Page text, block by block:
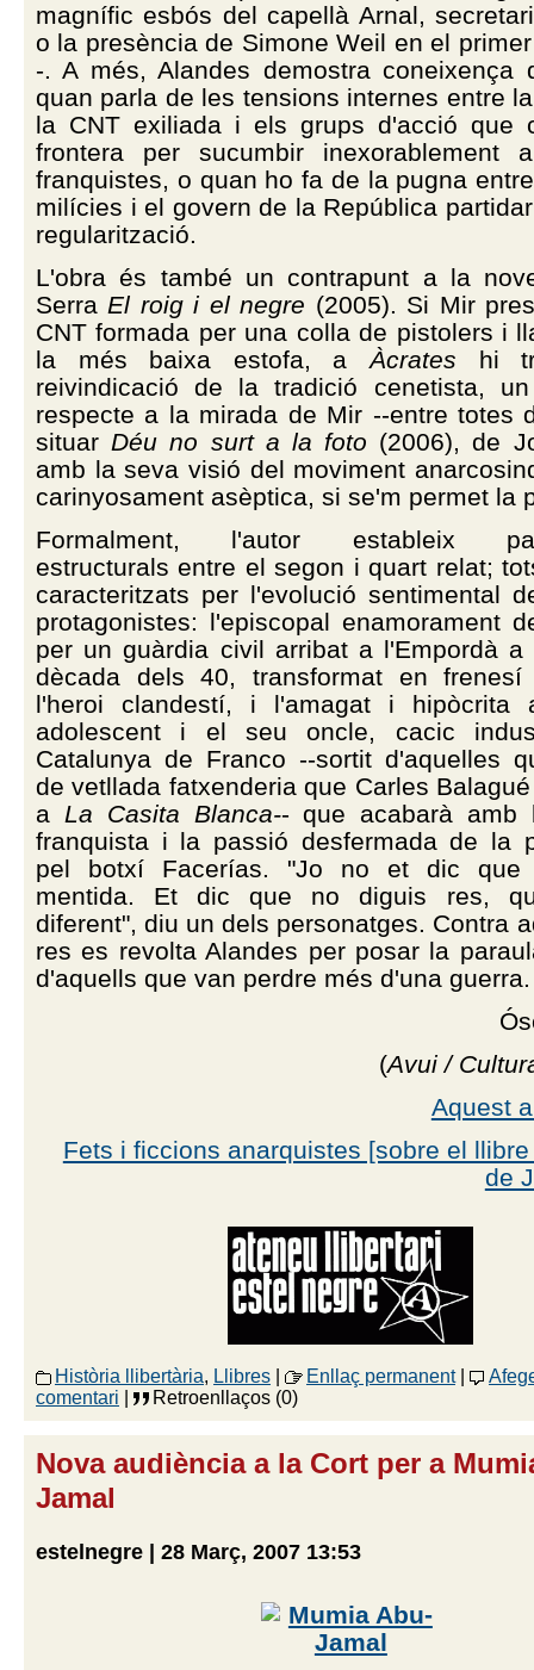
magnífic esbós del capellà Arnal,
o la presència de Simone Weil en el
-. A més, Alandes demostra coneixença
quan parla de les tensions internes entre
la CNT exiliada i els grups d'acció que
frontera per sucumbir inexorablement
franquistes, o quan ho fa de la pugna
milícies i el govern de la República
regularització.
L'obra és també un contrapunt a la
SerraEl roig i el negre (2005). Si Mir
CNT formada per una colla de pistolers i
la més baixa estofa, aÀcrates hi
reivindicació de la tradició cenetista, un
respecte a la mirada de Mir --entre totes
situarDéu no surt a la foto (2006), de
amb la seva visió del moviment
carinyosament asèptica, si se'm permet la
Formalment, l'autor estableix
estructurals entre el segon i quart relat;
caracteritzats per l'evolució sentimental
protagonistes: l'episcopal enamorament
per un guàrdia civil arribat a l'Empordà
dècada dels 40, transformat en
l'heroi clandestí, i l'amagat i hipòcrita
adolescent i el seu oncle, cacic
Catalunya de Franco --sortit d'aquelles
de vetllada fatxenderia que Carles
a La Casita Blanca-- que acabarà amb
franquista i la passió desfermada de la
pel botxí Facerías. "Jo no et dic que
mentida. Et dic que no diguis res,
diferent", diu un dels personatges. Contra
res es revolta Alandes per posar la
d'aquells que van perdre més d'una guerra.
(Avui /
Aquest
Fets i ficcions anarquistes [sobre el
de
Història llibertària, Llibres Enllaç permanent|
comentari
Retroenllaços (0)
Nova audiència a la Cort per a
Jamal
estelnegre | 28 Març, 2007 13:53